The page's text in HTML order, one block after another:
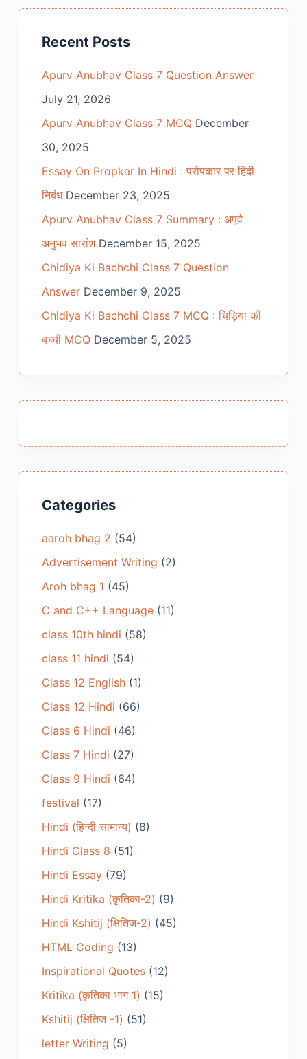
Recent Posts
Apurv Anubhav Class 7 Question Answer
July 21, 2026
Apurv Anubhav Class 7 MCQ December
30, 2025
Essay On Propkar In Hindi : परोपकार पर हिंदी
निबंध December 23, 2025
Apurv Anubhav Class 7 Summary : अपूर्व
अनुभव सारांश December 15, 2025
Chidiya Ki Bachchi Class 7 Question
Answer December 9, 2025
Chidiya Ki Bachchi Class 7 MCQ : चिड़िया की
बच्ची MCQ December 5, 2025
Categories
aaroh bhag 2 (54)
Advertisement Writing (2)
Aroh bhag 1 (45)
C and C++ Language(11)
class 10th hindi (58)
class 11 hindi (54)
Class 12 English(1)
Class 12 Hindi (66)
Class 6 Hindi (46)
Class 7 Hindi (27)
Class 9 Hindi (64)
festival (17)
Hindi (हिन्दी सामान्य) (8)
Hindi Class 8 (51)
Hindi Essay(79)
Hindi Kritika (कृतिका-2) (9)
Hindi Kshitij (क्षितिज-2) (45)
HTML Coding (13)
Inspirational Quotes(12)
Kritika (कृतिका भाग 1) (15)
Kshitij (क्षितिज -1) (51)
letter Writing (5)